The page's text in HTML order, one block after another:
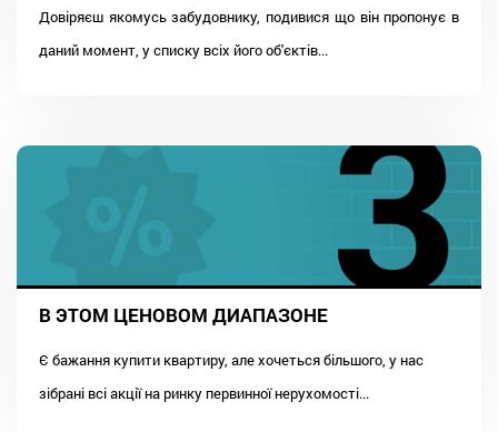
Довіряєш якомусь забудовнику, подивися що він пропонує в
даний момент, у списку всіх його об'єктів...
В ЭТОМ ЦЕНОВОМ ДИАПАЗОНЕ
Є бажання купити квартиру, але хочеться більшого, у нас
зібрані всі акції на ринку первинної нерухомості...